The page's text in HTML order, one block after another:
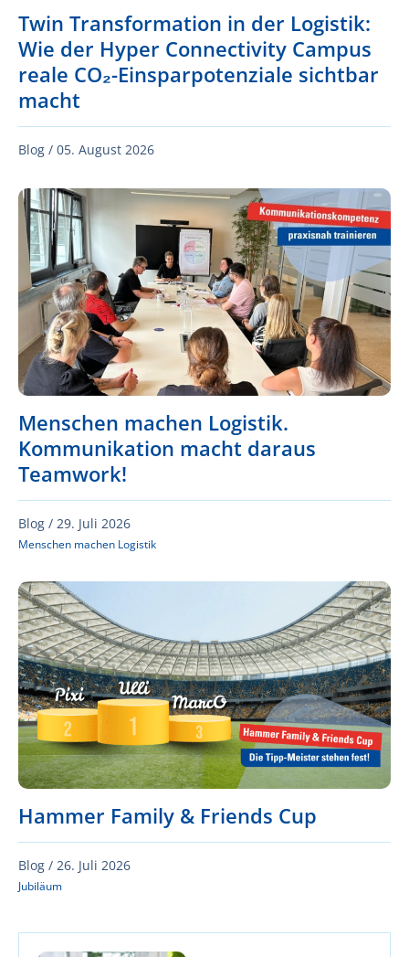
Twin Transformation in der Logistik:
Wie der Hyper Connectivity Campus
reale CO₂-Einsparpotenziale sichtbar
macht
Blog / 05. August 2026
Menschen machen Logistik.
Kommunikation macht daraus
Teamwork!
Blog / 29. Juli 2026
Menschen machen Logistik
Hammer Family & Friends Cup
Blog / 26. Juli 2026
Jubiläum